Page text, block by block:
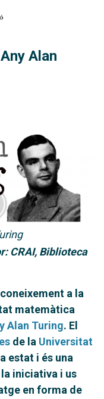
Alan
CRAI, Biblioteca
a la
matemàtica
Alan Turing. El
de la Universitat
estat i és una
iniciativa i us
en forma de